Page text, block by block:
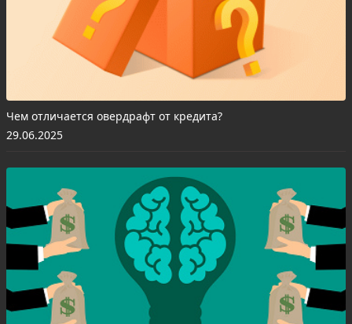
Чем отличается овердрафт от кредита?
29.06.2025